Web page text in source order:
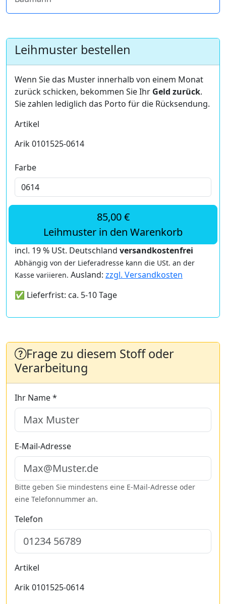
Leihmuster bestellen
Wenn Sie das Muster innerhalb von einem Monat
zurück schicken, bekommen Sie Ihr Geld zurück.
Sie zahlen lediglich das Porto für die Rücksendung.
Artikel
Arik 0101525-0614
Farbe
85,00 €
Leihmuster in den Warenkorb
incl. 19 % USt. Deutschland versandkostenfrei
Abhängig von der Lieferadresse kann die USt. an der
Kasse variieren. Ausland: zzgl. Versandkosten
✅ Lieferfrist: ca. 5-10 Tage
Frage zu diesem Stoff oder
Verarbeitung
Ihr Name *
E-Mail-Adresse
Bitte geben Sie mindestens eine E-Mail-Adresse oder
eine Telefonnummer an.
Telefon
Artikel
Arik 0101525-0614